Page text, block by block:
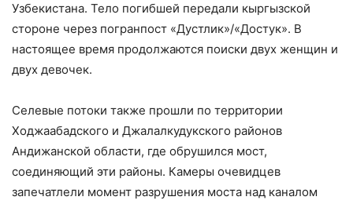
Узбекистана. Тело погибшей передали кыргызской
стороне через погранпост «Дустлик»/«Достук». В
настоящее время продолжаются поиски двух женщин и
двух девочек.
Селевые потоки также прошли по территории
Ходжаабадского и Джалалкудукского районов
Андижанской области, где обрушился мост,
соединяющий эти районы. Камеры очевидцев
запечатлели момент разрушения моста над каналом